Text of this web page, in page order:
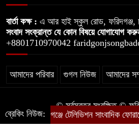
হামলা-
বার্তা কক্ষ : এ আর হাই স্কুল রোড, ফরিদগঞ্জ,
সংবাদ সংক্রান্ত যে কোন বিষয়ে যোগাযোগ
+8801710970042
আমাদের পরিবার গুগল নিউজ আমাদের
© সর্বস্বত্ব সংরক্ষিত ©
কারিগরি সহযোগিতায়ঃক্লাউড
ব্রেকিং নিউজ:
ফরিদগঞ্জে টেলিভিশন সাংবাদিক